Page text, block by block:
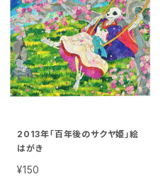
2013年「百年後のサクヤ姫」絵
はがき
¥150